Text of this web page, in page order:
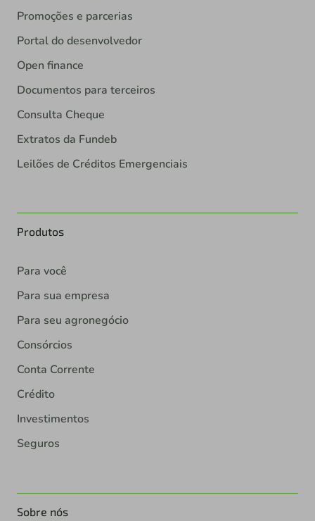
Promoções e parcerias
Portal do desenvolvedor
Open finance
Documentos para terceiros
Consulta Cheque
Extratos da Fundeb
Leilões de Créditos Emergenciais
Produtos
Para você
Para sua empresa
Para seu agronegócio
Consórcios
Conta Corrente
Crédito
Investimentos
Seguros
Sobre nós